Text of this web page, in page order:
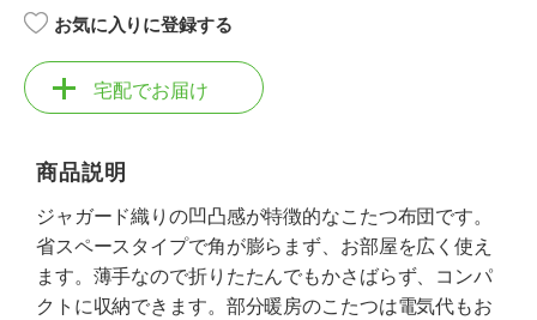
お気に入りに登録する
宅配でお届け
商品説明
ジャガード織りの凹凸感が特徴的なこたつ布団です。
省スペースタイプで角が膨らまず、お部屋を広く使え
ます。薄手なので折りたたんでもかさばらず、コンパ
クトに収納できます。部分暖房のこたつは電気代もお